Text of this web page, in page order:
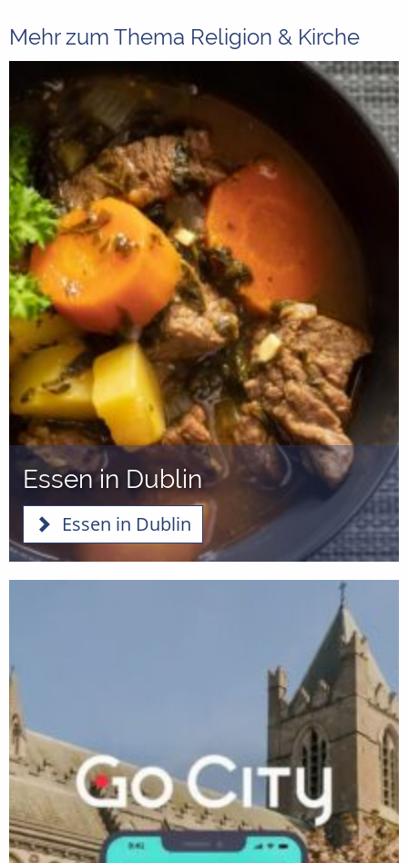
Mehr zum Thema Religion & Kirche
Essen in Dublin
Essen in Dublin